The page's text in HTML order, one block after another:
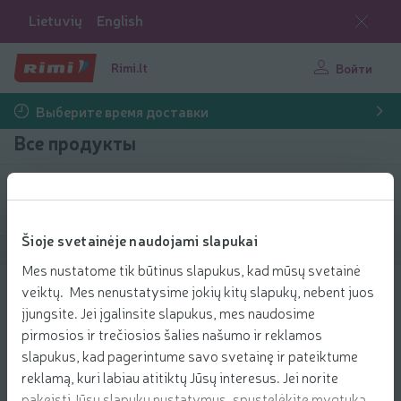
Šioje svetainėje naudojami slapukai
Mes nustatome tik būtinus slapukus, kad mūsų svetainė
veiktų. Mes nenustatysime jokių kitų slapukų, nebent juos
įjungsite. Jei įgalinsite slapukus, mes naudosime
pirmosios ir trečiosios šalies našumo ir reklamos
slapukus, kad pagerintume savo svetainę ir pateiktume
reklamą, kuri labiau atitiktų Jūsų interesus. Jei norite
Lietuvių English
Rimi.lt Войти
Выберите время доставки
Все продукты
Фильтровать продукты
Показать продукты 40
Kokosinis batonėlis NICKS su sald., 40
g
2.49 € за шт.
249
€/шт.Цена за единицу: 62,25 €/кг
62,25 €/кг
Добавить в корзину